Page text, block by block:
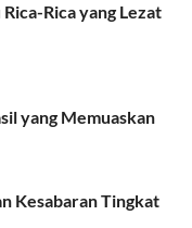
Rica yang Lezat
yang Memuaskan
Kesabaran Tingkat